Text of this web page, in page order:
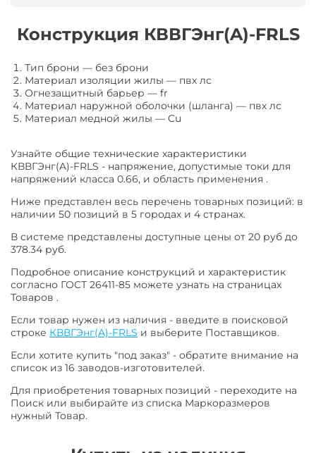
Конструкция КВВГЭнг(A)-FRLS
Тип брони — без брони
Материал изоляции жилы — пвх лс
Огнезащитный барьер — fr
Материал наружной оболочки (шланга) — пвх лс
Материал медной жилы — Cu
Узнайте общие технические характеристики
КВВГЭнг(A)-FRLS - напряжение, допустимые токи для
напряжений класса 0.66, и область применения .
Ниже представлен весь перечень товарных позиций: в
наличии 50 позиций в 5 городах и 4 странах.
В системе представлены доступные цены от 20 руб до
378.34 руб.
Подробное описание конструкций и характеристик
согласно ГОСТ 26411-85 можете узнать на страницах
Товаров .
Если товар нужен из наличия - введите в поисковой
строке КВВГЭнг(A)-FRLS и выберите Поставщиков.
Если хотите купить "под заказ" - обратите внимание на
список из 16 заводов-изготовителей.
Для приобретения товарных позиций - переходите на
Поиск или выбирайте из списка Маркоразмеров
нужный Товар.